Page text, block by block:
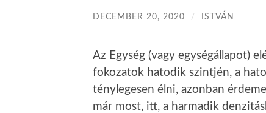
DECEMBER 20, 2020 / ISTVÁN
Az Egység (vagy egységállapot)
fokozatok hatodik szintjén, a
ténylegesen élni, azonban
már most, itt, a harmadik